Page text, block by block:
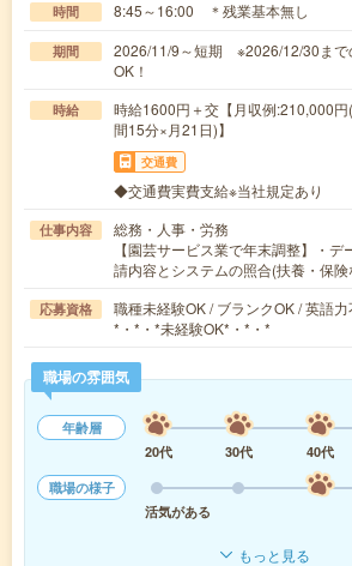
時間 8:45～16:00 ＊残業基本無し
期間
2026/11/9～短期 ※2026/12/30ま
OK！
時給
時給1600円＋交【月収例:210,000
間15分×月21日)】
交通費
◆交通費実費支給※当社規定あり
仕事内容
総務・人事・労務
【園芸サービス業で年末調整】・
請内容とシステムの照合(扶養・保
応募資格
職種未経験OK / ブランクOK / 英語
*・*・*未経験OK*・*・*
職場の雰囲気
年齢層
20代
30代 40代
職場の様子
活気がある
もっと見る